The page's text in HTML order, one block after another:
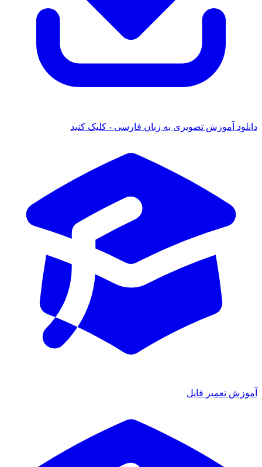
آموزش تصویری به زبان فارسی - کلیک کنید
تعمیر فایل